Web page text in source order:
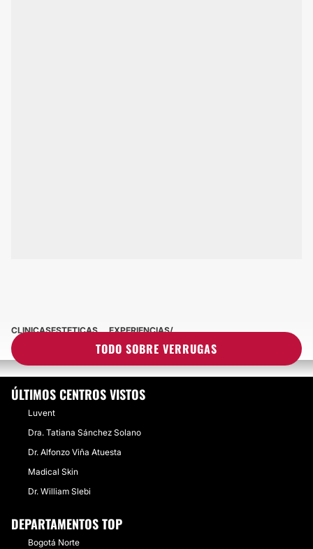
TODO SOBRE VERRUGAS
CLINICASESTETICAS
EXPERIENCIAS
EXPERIENCIAS SOBRE VERRUGAS
ÚLTIMOS CENTROS VISTOS
Luvent
Dra. Tatiana Sánchez Solano
Dr. Alfonzo Viña Atuesta
Madical Skin
Dr. William Slebi
DEPARTAMENTOS TOP
Bogotá Norte